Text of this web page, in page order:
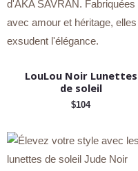
LouLou Noir Lunettes
de soleil
$104